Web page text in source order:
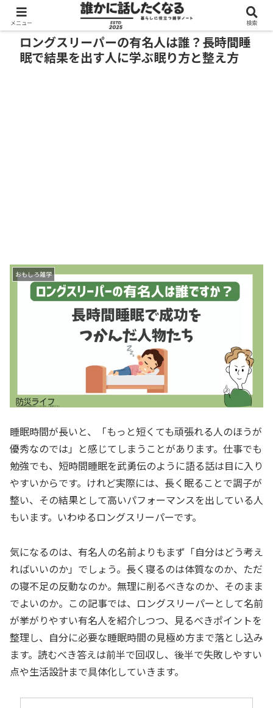
ロングスリーパーの有名人は誰？長時間睡
眠で結果を出す人に学ぶ眠り方と整え方
おもしろ雑学
睡眠時間が長いと、「もっと短くても頑張れる人のほうが
優秀なのでは」と感じてしまうことがあります。仕事でも
勉強でも、短時間睡眠を武勇伝のように語る話は目に入り
やすいからです。けれど実際には、長く眠ることで調子が
整い、その結果として高いパフォーマンスを出している人
もいます。いわゆるロングスリーパーです。
気になるのは、有名人の名前よりもまず「自分はどう考え
ればいいのか」でしょう。長く寝るのは体質なのか、ただ
の寝不足の反動なのか。無理に削るべきなのか、そのまま
でよいのか。この記事では、ロングスリーパーとして名前
が挙がりやすい有名人を紹介しつつ、見るべきポイントを
整理し、自分に必要な睡眠時間の見極め方まで落とし込み
ます。読むべき答えは前半で回収し、後半で失敗しやすい
点や生活設計まで具体化していきます。
メニュー 検索